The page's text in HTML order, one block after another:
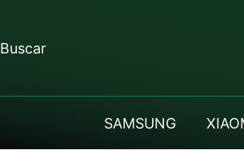
Buscar
SAMSUNG